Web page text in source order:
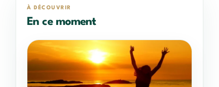
À DÉCOUVRIR
En ce moment